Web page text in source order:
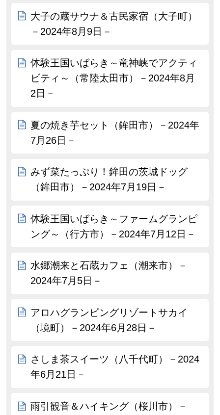
大子の蔵サウナ＆古民家宿（大子町）
－2024年8月9日－
体験王国いばらき～竜神峡でアクティ
ビティ～（常陸太田市）－2024年8月
2日－
夏の焼き芋セット（鉾田市）－2024年
7月26日－
みず菜たっぷり！鉾田の茨城ドッグ
（鉾田市）－2024年7月19日－
体験王国いばらき～ファームグランピ
ング～（行方市）－2024年7月12日－
水郷潮来と石蔵カフェ（潮来市）－
2024年7月5日－
アロハグランピングリゾートサカイ
（境町）－2024年6月28日－
さしま茶スイーツ（八千代町）－2024
年6月21日－
雨引観音＆ハイキング（桜川市）－